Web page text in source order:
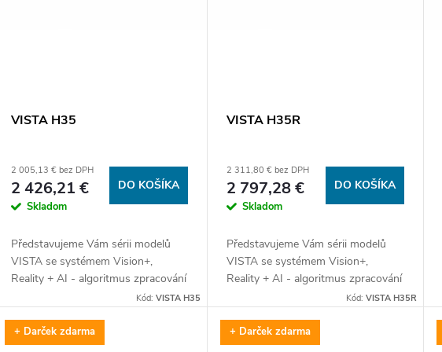
VISTA H35
2 005,13 € bez DPH
2 426,21 €
Skladom
DO KOŠÍKA
Představujeme Vám sérii modelů
VISTA se systémem Vision+,
Reality + AI - algoritmus zpracování
obrazu pomocí umělé inteligence,
2560×2560, senzorem...
Kód:VISTA H35
VISTA H35R
2 311,80 € bez DPH
2 797,28 €
Skladom
DO KOŠÍKA
Představujeme Vám sérii modelů
VISTA se systémem Vision+,
Reality + AI - algoritmus zpracování
obrazu pomocí umělé inteligence,
2560×2560, senzorem...
Kód: VISTA H35R
+ Darček zdarma + Darček zdarma